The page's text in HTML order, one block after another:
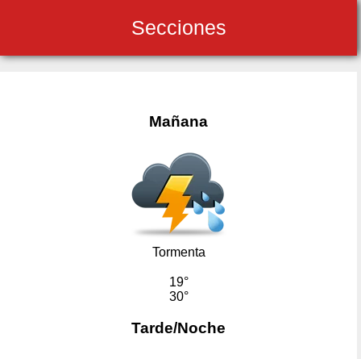
Secciones
Mañana
Tormenta
19°
30°
Tarde/Noche